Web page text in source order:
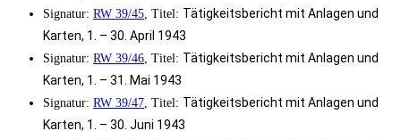
Signatur: RW 39/45, Titel: Tätigkeitsbericht mit Anlagen und
Karten, 1. – 30. April 1943
Signatur: RW 39/46, Titel: Tätigkeitsbericht mit Anlagen und
Karten, 1. – 31. Mai 1943
Signatur: RW 39/47, Titel: Tätigkeitsbericht mit Anlagen und
Karten, 1. – 30. Juni 1943